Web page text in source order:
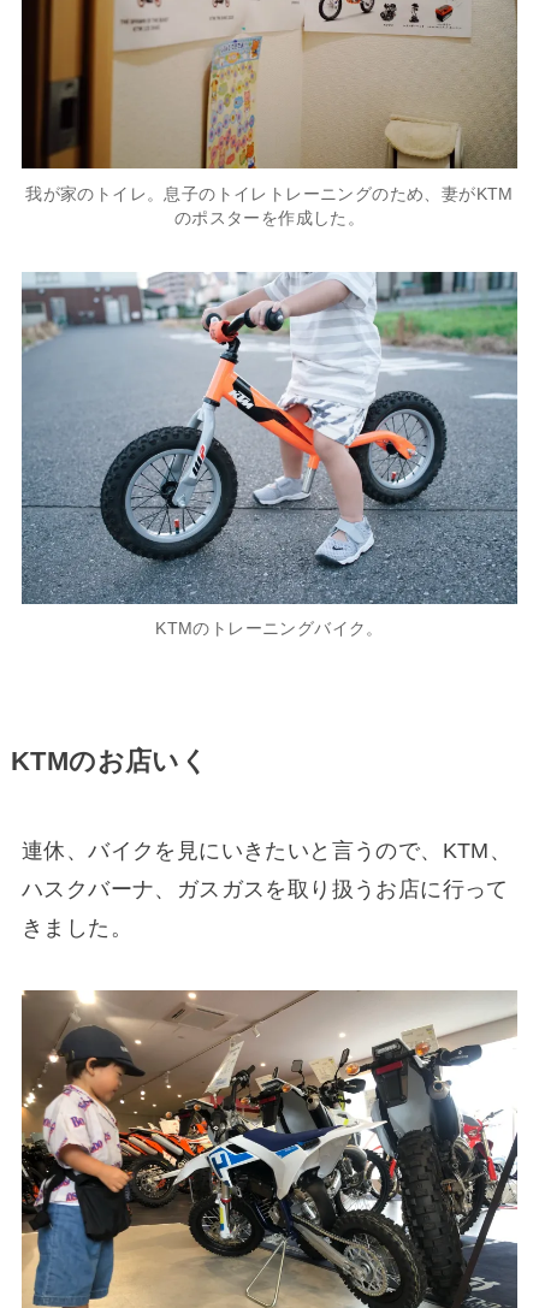
我が家のトイレ。息子のトイレトレーニングのため、妻がKTM
のポスターを作成した。
KTMのトレーニングバイク。
KTMのお店いく
連休、バイクを見にいきたいと言うので、KTM、
ハスクバーナ、ガスガスを取り扱うお店に行って
きました。